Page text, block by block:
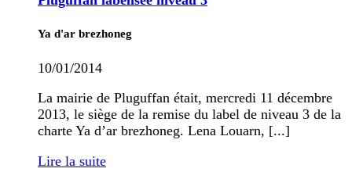
Ya d'ar brezhoneg
10/01/2014
La mairie de Pluguffan était, mercredi 11 décembre
2013, le siège de la remise du label de niveau 3 de la
charte Ya d’ar brezhoneg. Lena Louarn, [...]
Lire la suite